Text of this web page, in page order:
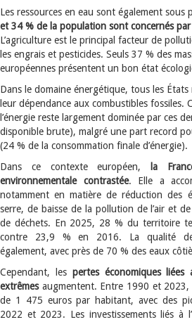
Les ressources en eau sont également sous
et 34 % de la population sont concernés
L’agriculture est le principal facteur de
les engrais et pesticides. Seuls 37 % des
européennes présentent un bon état
Dans le domaine énergétique, tous les États
leur dépendance aux combustibles fossiles.
l’énergie reste largement dominée par ces
disponible brute), malgré une part record
(24 % de la consommation finale d’énergie).
Dans ce contexte européen,
la
environnementale contrastée. Elle a
notamment en matière de réduction des
serre, de baisse de la pollution de l’air et
de déchets. En 2025, 28 % du territoire
contre 23,9 % en 2016. La qualité des
également, avec près de 70 % des eaux
Cependant, les pertes économiques liées
extrêmes augmentent. Entre 1990 et 2023,
de 1 475 euros par habitant, avec des
2022 et 2023. Les investissements liés à